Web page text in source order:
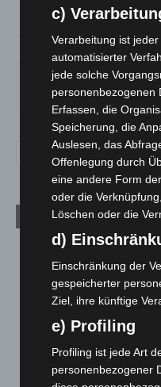
41%
MO.
27°
DI.
25°
Aktuelle Beiträge
M’era Luna 2026: 25.000
10. August 2026
Kunst trifft Weingenuss:
8. August 2026
A2: Zweite
und Bothfeld
c)
Verarbeitung ist
automatisierter
jede solche
personenbezogenen
Erfassen, die
Speicherung, die
Auslesen, das
Offenlegung durch
eine andere Form
oder die
Löschen oder die
d)
Einschränkung der
gespeicherter
Ziel, ihre künftige
e) Profiling
Profiling ist jede Art
personenbezogener